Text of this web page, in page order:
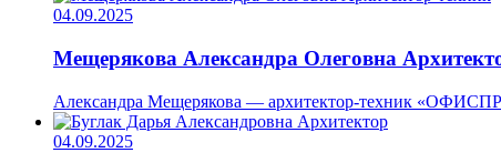
04.09.2025
Мещерякова Александра Олеговна
Александра Мещерякова — архитектор-техник
04.09.2025